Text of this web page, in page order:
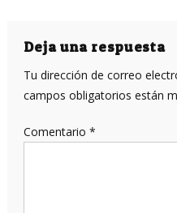
entradas
Deja una respuesta
Tu dirección de correo
campos obligatorios están
Comentario *